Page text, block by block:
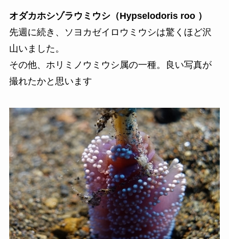
オダカホシゾラウミウシ（Hypselodoris roo ）
先週に続き、ソヨカゼイロウミウシは驚くほど沢
山いました。
その他、ホリミノウミウシ属の一種。良い写真が
撮れたかと思います